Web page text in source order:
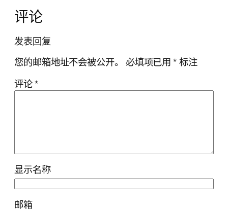
评论
发表回复
您的邮箱地址不会被公开。 必填项已用*标注
评论*
显示名称
邮箱